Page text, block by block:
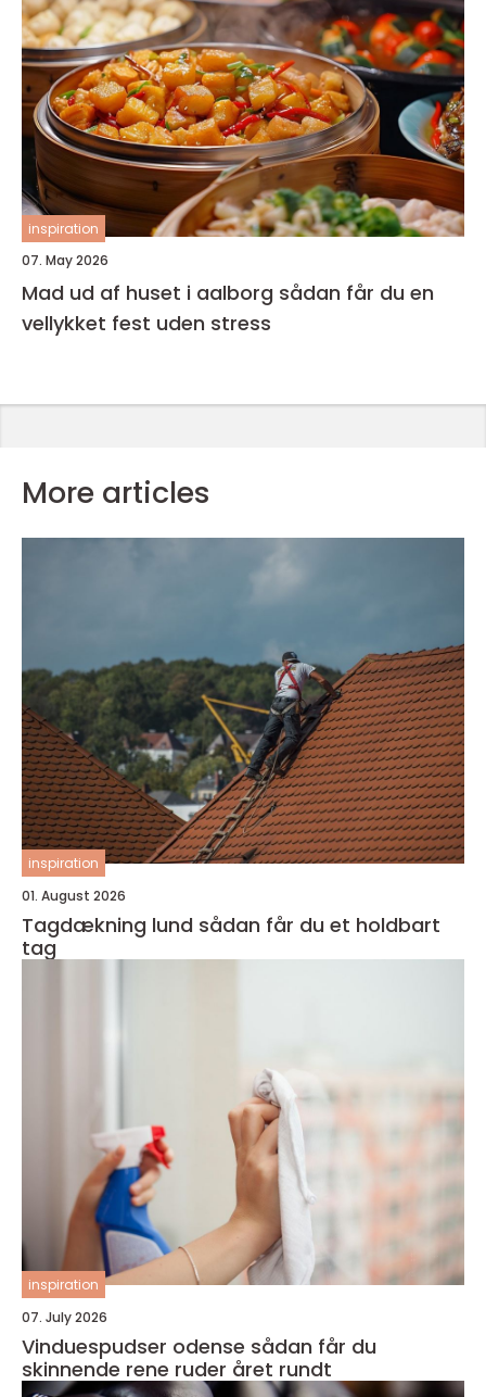
inspiration
07. May 2026
Mad ud af huset i aalborg sådan får du en
vellykket fest uden stress
More articles
inspiration
01. August 2026
Tagdækning lund sådan får du et holdbart
tag
inspiration
07. July 2026
Vinduespudser odense sådan får du
skinnende rene ruder året rundt